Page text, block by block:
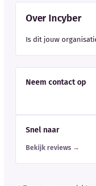
Over Incyber
Is dit jouw
Neem contact op
Snel naar
Bekijk reviews →